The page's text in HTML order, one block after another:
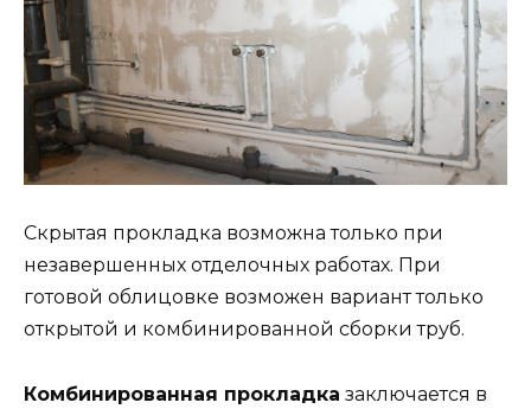
Скрытая прокладка возможна только при
незавершенных отделочных работах. При
готовой облицовке возможен вариант только
открытой и комбинированной сборки труб.
Комбинированная прокладка заключается в